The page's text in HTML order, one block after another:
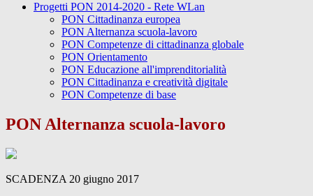
Progetti PON 2014-2020 - Rete WLan
PON Cittadinanza europea
PON Alternanza scuola-lavoro
PON Competenze di cittadinanza globale
PON Orientamento
PON Educazione all'imprenditorialità
PON Cittadinanza e creatività digitale
PON Competenze di base
PON Alternanza scuola-lavoro
SCADENZA 20 giugno 2017